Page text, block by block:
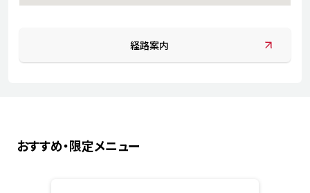
経路案内
おすすめ・限定メニュー